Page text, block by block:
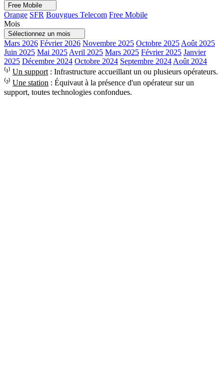
Free Mobile
Orange SFR Bouygues Telecom Free Mobile
Mois
Sélectionnez un mois
Mars 2026 Février 2026 Novembre 2025 Octobre 2025 Août 2025
Juin 2025 Mai 2025 Avril 2025 Mars 2025 Février 2025 Janvier
2025 Décembre 2024 Octobre 2024 Septembre 2024 Août 2024
⁽¹⁾ Un support : Infrastructure accueillant un ou plusieurs opérateurs.
⁽²⁾ Une station : Équivaut à la présence d'un opérateur sur un
support, toutes technologies confondues.